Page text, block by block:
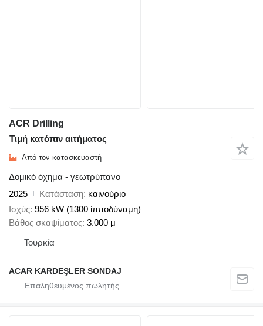
ACR Drilling
Τιμή κατόπιν αιτήματος
Από τον κατασκευαστή
Δομικό όχημα - γεωτρύπανο
2025
Κατάσταση καινούριο
Ισχύς 956 kW (1300 ίπποδύναμη)
Βάθος σκαψίματος 3.000 μ
Τουρκία
ACAR KARDEŞLER SONDAJ